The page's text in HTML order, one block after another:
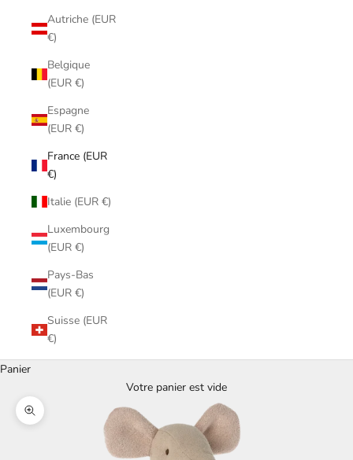
Autriche (EUR
€)
Belgique
(EUR €)
Espagne
(EUR €)
France (EUR
€)
Italie (EUR €)
Luxembourg
(EUR €)
Pays-Bas
(EUR €)
Suisse (EUR
€)
Panier
Votre panier est vide
Zoomer sur l'image